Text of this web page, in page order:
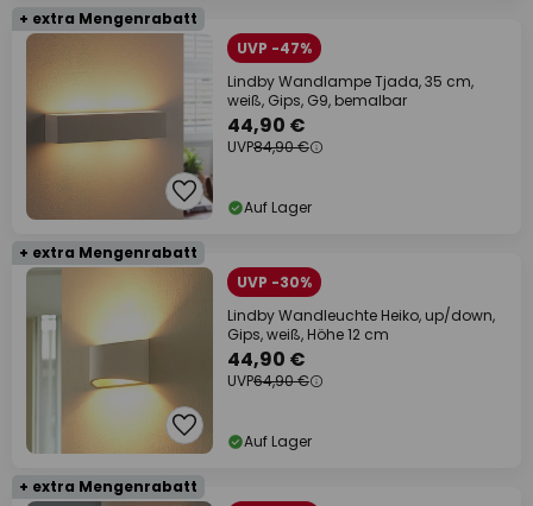
+ extra Mengenrabatt
UVP -47%
Lindby Wandlampe Tjada, 35 cm,
weiß, Gips, G9, bemalbar
44,90 €
UVP84,90 €
Auf Lager
+ extra Mengenrabatt
UVP -30%
Lindby Wandleuchte Heiko, up/down,
Gips, weiß, Höhe 12 cm
44,90 €
UVP64,90 €
Auf Lager
+ extra Mengenrabatt